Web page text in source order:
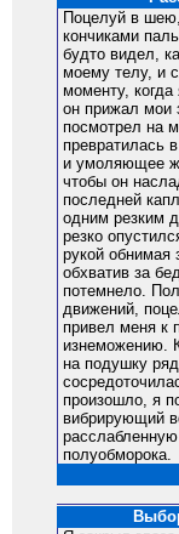
Поцелуй в
кончиками
будто видел,
моему телу, и
моменту, когда
он прижал мои
посмотрел на
превратилась
и умоляющее
чтобы он
последней
одним резким
резко
рукой обнимая
обхватив за
потемнело.
движений,
привел меня к
изнеможению.
на подушку
произошло, я
вибрирующий
полуобморока.